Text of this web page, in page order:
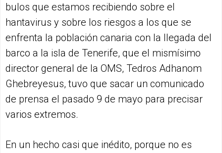
bulos que estamos recibiendo sobre el
hantavirus y sobre los riesgos a los que se
enfrenta la población canaria con la llegada del
barco a la isla de Tenerife, que el mismísimo
director general de la OMS, Tedros Adhanom
Ghebreyesus, tuvo que sacar un comunicado
de prensa el pasado 9 de mayo para precisar
varios extremos.
En un hecho casi que inédito, porque no es